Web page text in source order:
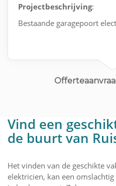
Projectbeschrijving:
Bestaande garagepoort
Vind een
de buurt van
Het vinden van de geschikte
elektricien, kan een